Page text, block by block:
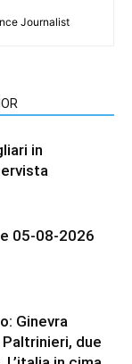
Journalist
in
05-08-2026
Ginevra
due